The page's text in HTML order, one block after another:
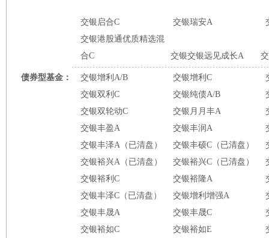
交银启合C 交银瑞安A
交银港股通优质精选混
合C
交银交银远见成长A
债券型基金： 交银增利A/B 交银增利C
交银双利C
交银纯债A/B
交银双轮动C
交银月月丰A
交银丰盈A
交银丰润A
交银丰泽A（已清盘）
交银丰硕C（已清盘）
交银裕兴A（已清盘）
交银裕兴C（已清盘）
交银裕利C
交银裕隆A
交银丰泽C（已清盘）
交银增利增强A
交银丰晟A
交银丰晟C
交银裕如C
交银裕如E